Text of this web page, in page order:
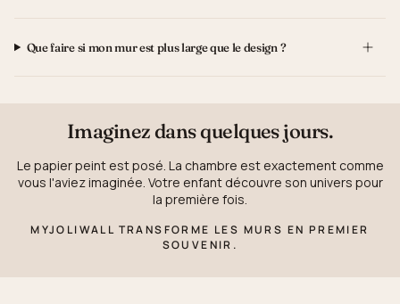
Que faire si mon mur est plus large que le design ?
Imaginez dans quelques jours.
Le papier peint est posé. La chambre est exactement comme
vous l'aviez imaginée. Votre enfant découvre son univers pour
la première fois.
MYJOLIWALL TRANSFORME LES MURS EN PREMIER
SOUVENIR.